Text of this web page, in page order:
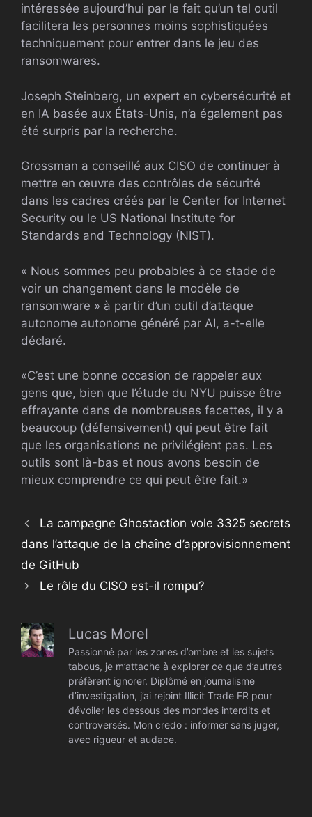
intéressée aujourd’hui par le fait qu’un tel outil
facilitera les personnes moins sophistiquées
techniquement pour entrer dans le jeu des
ransomwares.
Joseph Steinberg, un expert en cybersécurité et
en IA basée aux États-Unis, n’a également pas
été surpris par la recherche.
Grossman a conseillé aux CISO de continuer à
mettre en œuvre des contrôles de sécurité
dans les cadres créés par le Center for Internet
Security ou le US National Institute for
Standards and Technology (NIST).
« Nous sommes peu probables à ce stade de
voir un changement dans le modèle de
ransomware » à partir d’un outil d’attaque
autonome autonome généré par AI, a-t-elle
déclaré.
«C’est une bonne occasion de rappeler aux
gens que, bien que l’étude du NYU puisse être
effrayante dans de nombreuses facettes, il y a
beaucoup (défensivement) qui peut être fait
que les organisations ne privilégient pas. Les
outils sont là-bas et nous avons besoin de
mieux comprendre ce qui peut être fait.»
La campagne Ghostaction vole 3325 secrets
dans l’attaque de la chaîne d’approvisionnement
de GitHub
Le rôle du CISO est-il rompu?
Lucas Morel
Passionné par les zones d’ombre et les sujets
tabous, je m’attache à explorer ce que d’autres
préfèrent ignorer. Diplômé en journalisme
d’investigation, j’ai rejoint Illicit Trade FR pour
dévoiler les dessous des mondes interdits et
controversés. Mon credo : informer sans juger,
avec rigueur et audace.